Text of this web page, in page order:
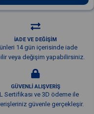
İADE VE DEĞİŞİM
14 gün içerisinde iade
veya değişim yapabilirsiniz.
GÜVENLİ ALIŞVERİŞ
Sertifikası ve 3D ödeme ile
güvenle gerçekleşir.